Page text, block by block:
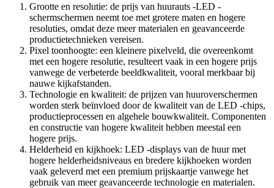
Grootte en resolutie: de prijs van huurauts -LED -
schermschermen neemt toe met grotere maten en hogere
resoluties, omdat deze meer materialen en geavanceerde
productietechnieken vereisen.
Pixel toonhoogte: een kleinere pixelveld, die overeenkomt
met een hogere resolutie, resulteert vaak in een hogere prijs
vanwege de verbeterde beeldkwaliteit, vooral merkbaar bij
nauwe kijkafstanden.
Technologie en kwaliteit: de prijzen van huuroverschermen
worden sterk beïnvloed door de kwaliteit van de LED -chips,
productieprocessen en algehele bouwkwaliteit. Componenten
en constructie van hogere kwaliteit hebben meestal een
hogere prijs.
Helderheid en kijkhoek: LED -displays van de huur met
hogere helderheidsniveaus en bredere kijkhoeken worden
vaak geleverd met een premium prijskaartje vanwege het
gebruik van meer geavanceerde technologie en materialen.